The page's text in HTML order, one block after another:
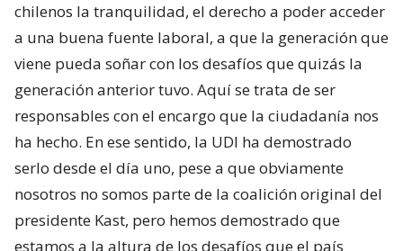
chilenos la tranquilidad, el derecho a poder acceder
a una buena fuente laboral, a que la generación que
viene pueda soñar con los desafíos que quizás la
generación anterior tuvo. Aquí se trata de ser
responsables con el encargo que la ciudadanía nos
ha hecho. En ese sentido, la UDI ha demostrado
serlo desde el día uno, pese a que obviamente
nosotros no somos parte de la coalición original del
presidente Kast, pero hemos demostrado que
estamos a la altura de los desafíos que el país